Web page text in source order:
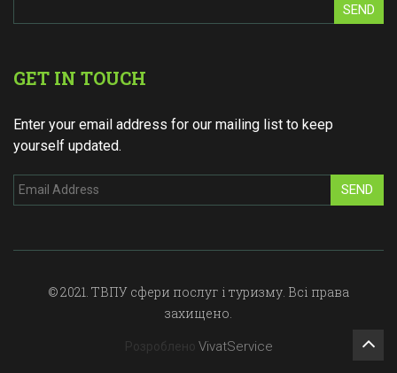
SEND
GET IN TOUCH
Enter your email address for our mailing list to keep
yourself updated.
SEND
© 2021. ТВПУ сфери послуг і туризму. Всі права
захищено.
Розроблено VivatService